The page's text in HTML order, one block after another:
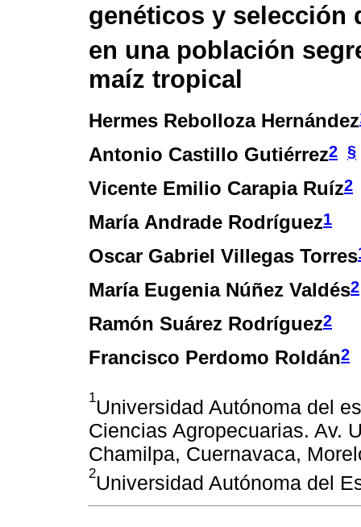
genéticos y selección
en una población
maíz tropical
Hermes Rebolloza Hernández
Antonio Castillo Gutiérrez2 §
Vicente Emilio Carapia Ruíz2
María Andrade Rodríguez1
Oscar Gabriel Villegas Torres
María Eugenia Núñez Valdés2
Ramón Suárez Rodríguez2
Francisco Perdomo Roldán2
1Universidad Autónoma del
Ciencias Agropecuarias. Av.
Chamilpa, Cuernavaca,
2Universidad Autónoma del